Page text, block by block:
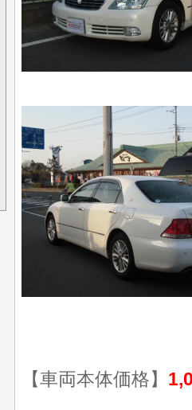
【車両本体価格】